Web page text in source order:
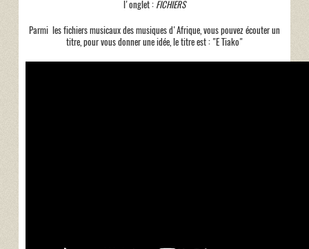
l'onglet : FICHIERS
Parmi les fichiers musicaux des musiques d'Afrique, vous pouvez écouter un
titre, pour vous donner une idée, le titre est : "E Tiako"